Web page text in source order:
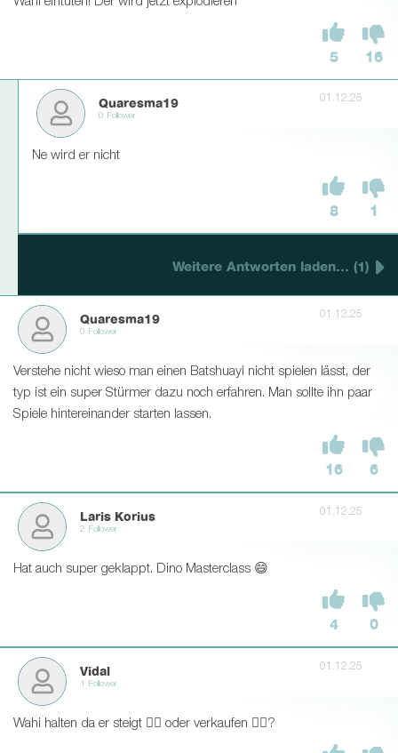
5 16
Quaresma19
0 Follower
01.12.25
Ne wird er nicht
8 1
Weitere Antworten laden... (1)
Quaresma19
0 Follower
01.12.25
Verstehe nicht wieso man einen Batshuayi nicht spielen lässt, der
typ ist ein super Stürmer dazu noch erfahren. Man sollte ihn paar
Spiele hintereinander starten lassen.
16 6
Laris Korius
2 Follower
01.12.25
Hat auch super geklappt. Dino Masterclass 😄
4 0
Vidal
1 Follower
01.12.25
Wahi halten da er steigt 👍🏻 oder verkaufen 👎🏻?